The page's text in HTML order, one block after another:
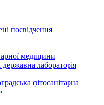
посвідчення
медицини
державна лабораторія
фітосанітарна